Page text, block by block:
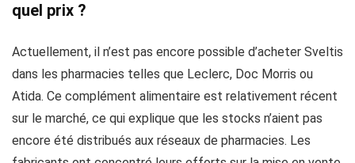
quel prix ?
Actuellement, il n’est pas encore possible d’acheter Sveltis
dans les pharmacies telles que Leclerc, Doc Morris ou
Atida. Ce complément alimentaire est relativement récent
sur le marché, ce qui explique que les stocks n’aient pas
encore été distribués aux réseaux de pharmacies. Les